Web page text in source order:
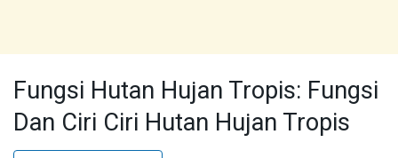
Fungsi Hutan Hujan Tropis: Fungsi
Dan Ciri Ciri Hutan Hujan Tropis